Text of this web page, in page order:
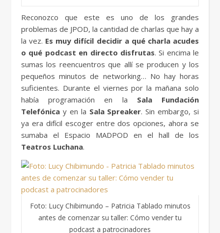
Reconozco que este es uno de los grandes
problemas de JPOD, la cantidad de charlas que hay a
la vez. Es muy difícil decidir a qué charla acudes
o qué podcast en directo disfrutas. Si encima le
sumas los reencuentros que allí se producen y los
pequeños minutos de networking… No hay horas
suficientes. Durante el viernes por la mañana solo
había programación en la Sala Fundación
Telefónica y en la Sala Spreaker. Sin embargo, si
ya era difícil escoger entre dos opciones, ahora se
sumaba el Espacio MADPOD en el hall de los
Teatros Luchana.
Foto: Lucy Chibimundo – Patricia Tablado minutos
antes de comenzar su taller: Cómo vender tu
podcast a patrocinadores